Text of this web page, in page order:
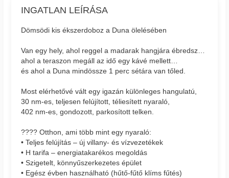
INGATLAN LEÍRÁSA
Dömsödi kis ékszerdoboz a Duna ölelésében
Van egy hely, ahol reggel a madarak hangjára ébredsz…
ahol a teraszon megáll az idő egy kávé mellett…
és ahol a Duna mindössze 1 perc sétára van tőled.
Most elérhetővé vált egy igazán különleges hangulatú,
30 nm-es, teljesen felújított, téliesített nyaraló,
402 nm-es, gondozott, parkosított telken.
???? Otthon, ami több mint egy nyaraló:
• Teljes felújítás – új villany- és vízvezetékek
• H tarifa – energiatakarékos megoldás
• Szigetelt, könnyűszerkezetes épület
• Egész évben használható (hűtő-fűtő klíms fűtés)